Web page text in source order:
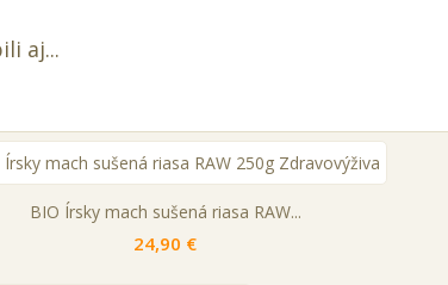
aj...
BIO Írsky mach sušená riasa RAW...
24,90 €